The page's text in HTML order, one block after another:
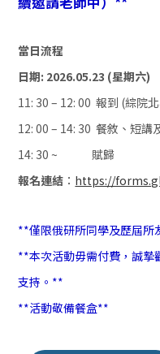
當日流程
日期: 2026.05.23 (星期六)
11: 30– 12: 00 報到 (綜院
12: 00– 14: 30 餐敘、短講
14: 30 ~ 賦歸
報名連結 ： https://
**僅限俄研所同學及歷屆所
**本次活動毋需付費，誠
支持。**
**活動敬備餐盒**